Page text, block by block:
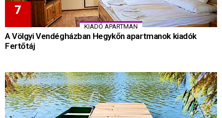
KIADÓ APARTMAN
A Völgyi Vendégházban Hegykőn apartmanok kiadók
Fertőtáj